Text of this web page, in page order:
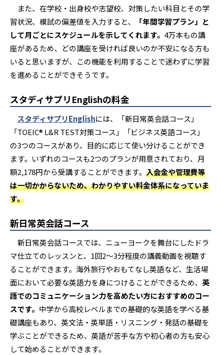
また、在学校・出身校や志望校、対策したい科目とその学
習状況、模試の偏差値を入力すると、
「年間学習プラン」と
して月ごとにスケジュールを示してくれます。 4万本もの講
座があるため、どの講座を受ければ良いのか不安になる方も
いると思いますが、この機能を利用することで迷わずに学習
を進めることができそうです。
スタディサプリEnglishの料金
スタディサプリEnglishには、「新日常英会話コース」
「TOEIC®︎ L&R TEST対策コース」「ビジネス英語コース」
の3つのコースがあり、目的に応じて使い分けることができ
ます。いずれのコースも2つのプランが用意されており、月
額2,178円から受講することができます。 入会金や管理費等
は一切かからないため、わかりやすい料金体系になっていま
す。
新日常英会話コース
新日常英会話コースでは、ニューヨークを舞台にしたドラ
マ仕立てのレッスンと、1回2〜3分程度の講義動画を視聴す
ることができます。海外旅行やおもてなし英語など、生活場
面において必要な英語力を身につけることができるため、 英
語でのコミュニケーション力を高めたい方におすすめのコー
スです。 中学から高校レベルまでの基礎的な英語を学べる基
礎講座もあり、英文法・英単語・リスニング・発話の基礎を
学ぶことができるため、英語が苦手な方や初心者の方も安心
して始めることができます。